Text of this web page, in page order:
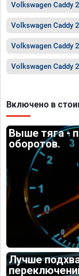
Volkswagen Caddy
Volkswagen Caddy
Volkswagen Caddy
Volkswagen Caddy
Включено в
Выше тяга -
оборотов.
Лучше